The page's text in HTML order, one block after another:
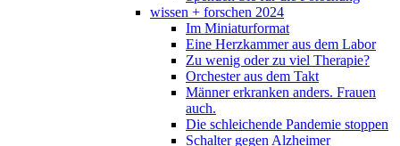
wissen + forschen 2024
Im Miniaturformat
Eine Herzkammer aus dem Labor
Zu wenig oder zu viel Therapie?
Orchester aus dem Takt
Männer erkranken anders. Frauen
auch.
Die schleichende Pandemie stoppen
Schalter gegen Alzheimer